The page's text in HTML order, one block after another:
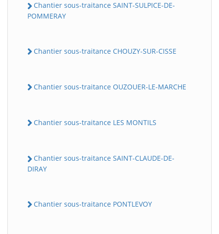
Chantier sous-traitance SAINT-SULPICE-DE-
POMMERAY
Chantier sous-traitance CHOUZY-SUR-CISSE
Chantier sous-traitance OUZOUER-LE-MARCHE
Chantier sous-traitance LES MONTILS
Chantier sous-traitance SAINT-CLAUDE-DE-
DIRAY
Chantier sous-traitance PONTLEVOY